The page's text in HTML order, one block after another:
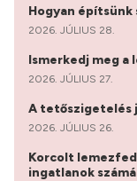
Hogyan
2026. JÚLIUS 28.
Ismerkedj meg a
2026. JÚLIUS 27.
A tetőszigetelés
2026. JÚLIUS 26.
Korcolt
ingatlanok